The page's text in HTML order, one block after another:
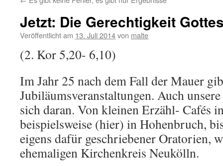
Jetzt: Die Gerechtigkeit
Veröffentlicht am 13. Juli 2014von malte
(2. Kor 5,20- 6,10)
Im Jahr 25 nach dem Fall der Mauer
Jubiläumsveranstaltungen. Auch
sich daran. Von kleinen Erzähl- Cafés
beispielsweise (hier) in Hohenbruch,
eigens dafür geschriebener Oratorien,
ehemaligen Kirchenkreis Neukölln.